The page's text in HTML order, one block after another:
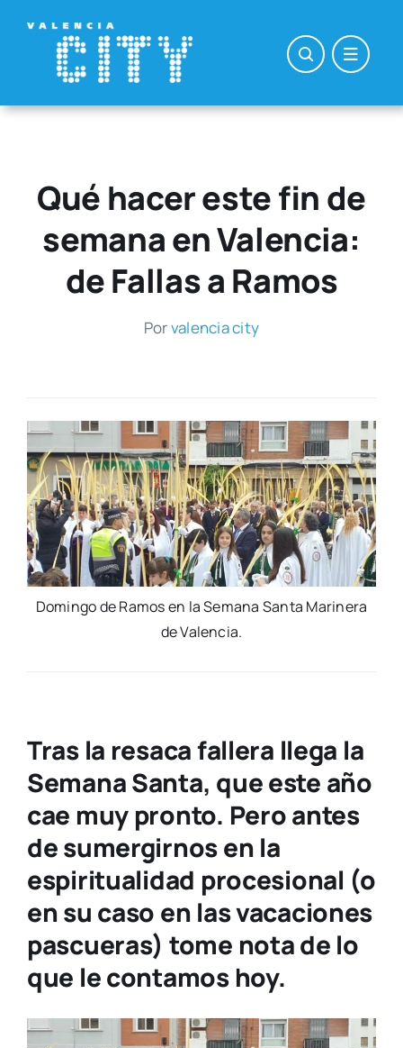
contenido
Qué hacer este fin de
semana en Valencia:
de Fallas a Ramos
Porvalen­cia city
Domin­go de Ramos en la Sema­na San­ta Mari­ne­ra
de Valen­cia.
Tras la resaca fallera llega la
Semana Santa, que este año
cae muy pronto. Pero antes
de sumergirnos en la
espiritualidad procesional (o
en su caso en las vacaciones
pascueras) tome nota de lo
que le contamos hoy.